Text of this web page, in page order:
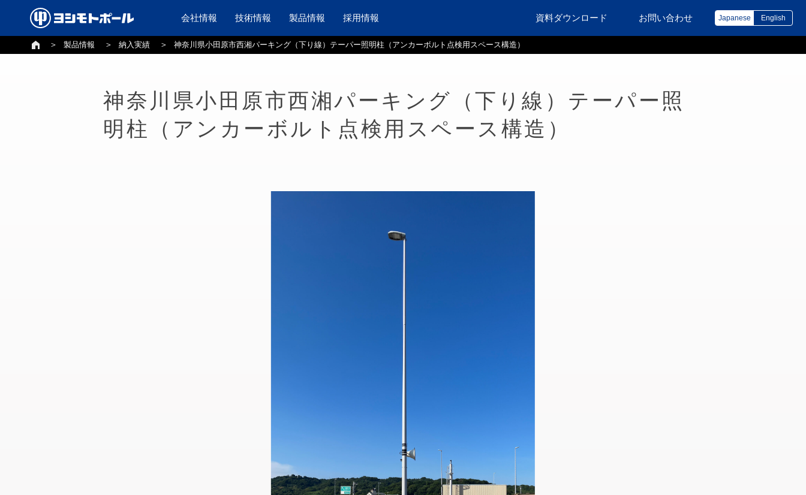
会社情報 技術情報 製品情報 採用情報 資料ダウンロード お問い合わせ Japanese English
製品情報 納入実績 神奈川県小田原市西湘パーキング（下り線）テーパー照明柱（アンカーボルト点検用スペース構造）
神奈川県小田原市西湘パーキング（下り線）テーパー照
明柱（アンカーボルト点検用スペース構造）